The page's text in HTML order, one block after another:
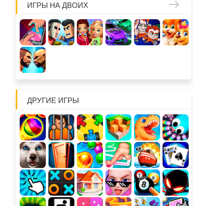
ИГРЫ НА ДВОИХ
ДРУГИЕ ИГРЫ